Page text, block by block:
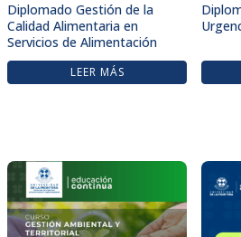
Diplomado Gestión de la
Calidad Alimentaria en
Servicios de Alimentación
LEER MÁS